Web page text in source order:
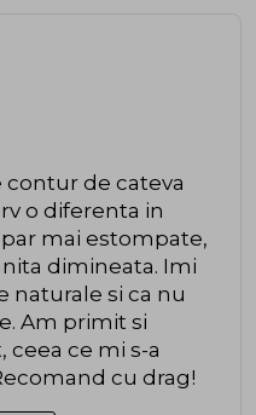
contur de cateva
o diferenta in
mai estompate,
dimineata. Imi
naturale si ca nu
Am primit si
ce mi s-a
cu drag!